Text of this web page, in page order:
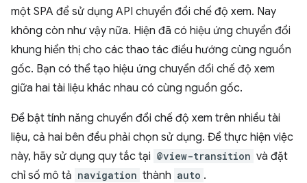
một SPA để sử dụng API chuyển đổi chế độ xem. Nay
không còn như vậy nữa. Hiện đã có hiệu ứng chuyển đổi
khung hiển thị cho các thao tác điều hướng cùng nguồn
gốc. Bạn có thể tạo hiệu ứng chuyển đổi chế độ xem
giữa hai tài liệu khác nhau có cùng nguồn gốc.
Để bật tính năng chuyển đổi chế độ xem trên nhiều tài
liệu, cả hai bên đều phải chọn sử dụng. Để thực hiện việc
này, hãy sử dụng quy tắc tại @view-transition và đặt
chỉ số mô tả navigation thành auto .